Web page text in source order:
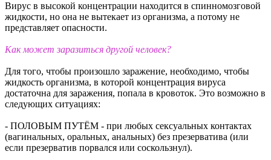
Вирус в высокой концентрации находится в спинномозговой
жидкости, но она не вытекает из организма, а потому не
представляет опасности.
Как может заразиться другой человек?
Для того, чтобы произошло заражение, необходимо, чтобы
жидкость организма, в которой концентрация вируса
достаточна для заражения, попала в кровоток. Это возможно в
следующих ситуациях:
- ПОЛОВЫМ ПУТЁМ - при любых сексуальных контактах
(вагинальных, оральных, анальных) без презерватива (или
если презерватив порвался или соскользнул).